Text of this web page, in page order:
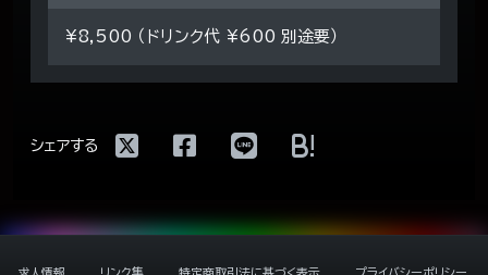
¥8,500 （ドリンク代 ¥600 別途要）
シェアする !